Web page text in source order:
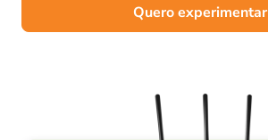
Quero experimentar